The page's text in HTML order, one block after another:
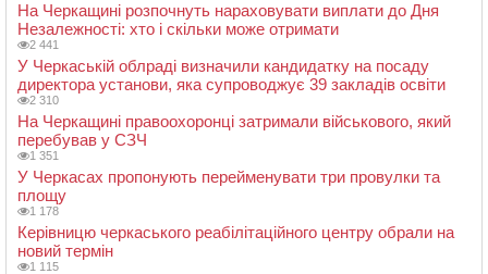
На Черкащині розпочнуть нараховувати виплати до Дня
Незалежності: хто і скільки може отримати
2 441
У Черкаській облраді визначили кандидатку на посаду
директора установи, яка супроводжує 39 закладів освіти
2 310
На Черкащині правоохоронці затримали військового, який
перебував у СЗЧ
1 351
У Черкасах пропонують перейменувати три провулки та
площу
1 178
Керівницю черкаського реабілітаційного центру обрали на
новий термін
1 115